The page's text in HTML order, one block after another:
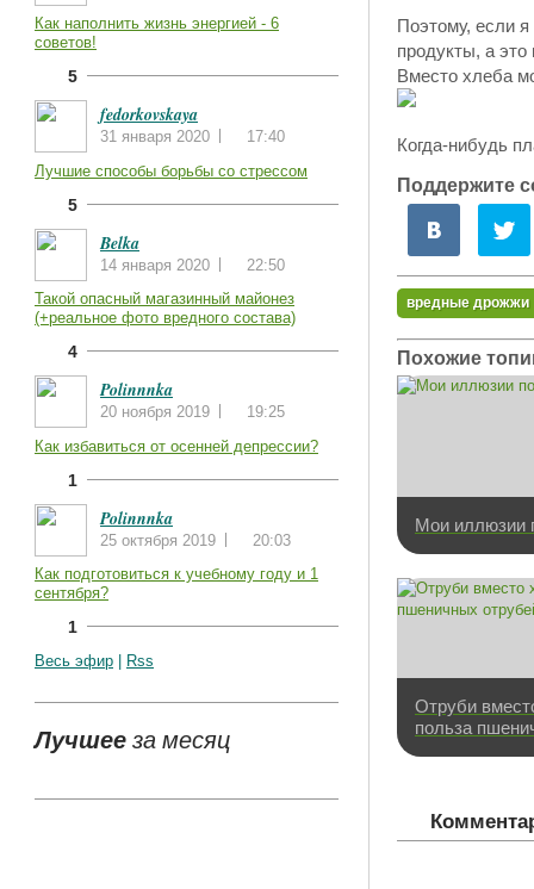
Поэтому, если
продукты, а
Вместо хлеба
Когда-нибудь
Поддержите
вредные дрожжи
Похожие
Мои иллюзии
Отруби
польза
Как наполнить жизнь энергией - 6
советов!
5
fedorkovskaya
31 января 2020
17:40
Лучшие способы борьбы со стрессом
5
Belka
14 января 2020
22:50
Такой опасный магазинный майонез
(+реальное фото вредного состава)
4
Polinnnka
20 ноября 2019
19:25
Как избавиться от осенней депрессии?
1
Polinnnka
25 октября 2019
20:03
Как подготовиться к учебному году и 1
сентября?
1
Весь эфир Rss
Лучшееза месяц